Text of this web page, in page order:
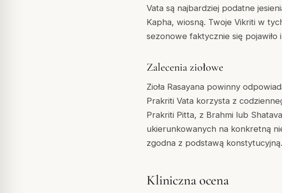
Vata są najbardziej podatne
Kapha, wiosną. Twoje Vikriti w
sezonowe faktycznie się
Zalecenia ziołowe
Zioła Rasayana powinny
Prakriti Vata korzysta z
Prakriti Pitta, z Brahmi lub
ukierunkowanych na konkretną
zgodna z podstawą konstytucyjną.
Kliniczna ocena